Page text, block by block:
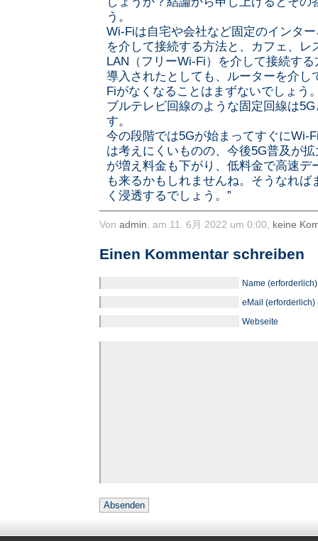
う。
Wi-Fiは自宅や会社など固定のインタ
を介して接続する方法と、カフェ、レ
LAN（フリーWi-Fi）を介して接続す
導入されたとしても、ルーターを介し
Fiがなくなることはまずないでしょう
ブルテレビ回線のような固定回線は
す。
今の段階では5Gが始まってすぐにWi-
は考えにくいものの、今後5G普及が
が増え料金も下がり、低料金で高速デ
も来るかもしれませんね。そうなれば
く浸透するでしょう。”
Von admin, am 11. 6月 2022 um 0:00, keine
Einen Kommentar schreiben
Name (erforderlich)
eMail (erforderlich)
Webseite